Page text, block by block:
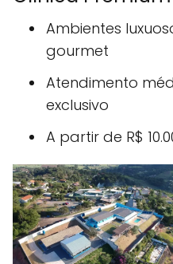
Ambientes
gourmet
Atendimento
exclusivo
A partir de R$